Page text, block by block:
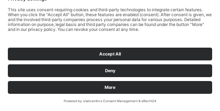
Gesundheitshinweise des
Veranstalters werde ich
beachten. Der Veranstalter,
seine Vertreter und
Beauftragten haften nicht für
Schäden oder Unfälle und nicht